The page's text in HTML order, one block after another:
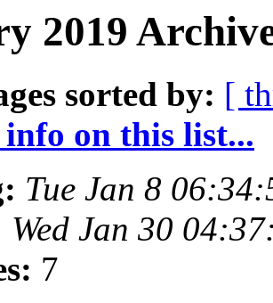
2019
sorted by: [
on this list...
Tue Jan 8
Wed Jan 30
7